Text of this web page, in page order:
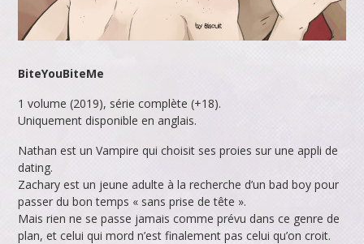
BiteYouBiteMe
1 volume (2019), série complète (+18).
Uniquement disponible en anglais.
Nathan est un Vampire qui choisit ses proies sur une appli de
dating.
Zachary est un jeune adulte à la recherche d’un bad boy pour
passer du bon temps « sans prise de tête ».
Mais rien ne se passe jamais comme prévu dans ce genre de
plan, et celui qui mord n’est finalement pas celui qu’on croit.